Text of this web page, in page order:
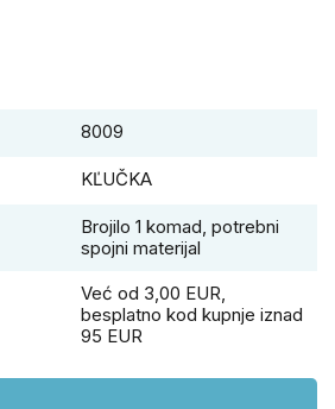
8009
KĽUČKA
Brojilo 1 komad, potrebni
spojni materijal
Već od 3,00 EUR,
besplatno kod kupnje iznad
95 EUR